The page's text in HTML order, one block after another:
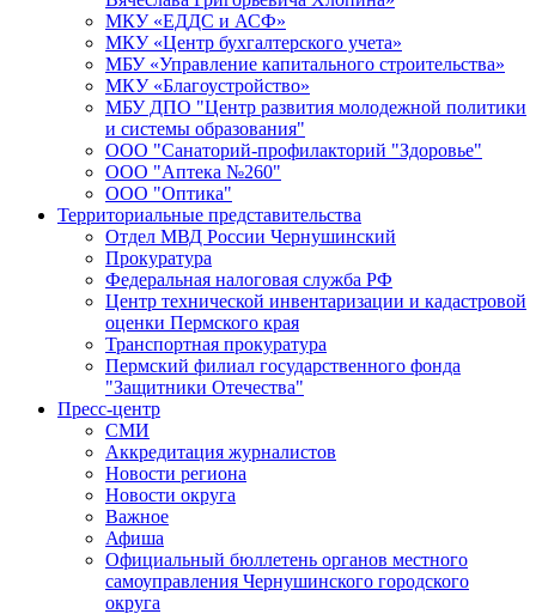
МКУ «ЕДДС и АСФ»
МКУ «Центр бухгалтерского учета»
МБУ «Управление капитального строительства»
МКУ «Благоустройство»
МБУ ДПО "Центр развития молодежной политики
и системы образования"
ООО "Санаторий-профилакторий "Здоровье"
ООО "Аптека №260"
ООО "Оптика"
Территориальные представительства
Отдел МВД России Чернушинский
Прокуратура
Федеральная налоговая служба РФ
Центр технической инвентаризации и кадастровой
оценки Пермского края
Транспортная прокуратура
Пермский филиал государственного фонда
"Защитники Отечества"
Пресс-центр
СМИ
Аккредитация журналистов
Новости региона
Новости округа
Важное
Афиша
Официальный бюллетень органов местного
самоуправления Чернушинского городского
округа